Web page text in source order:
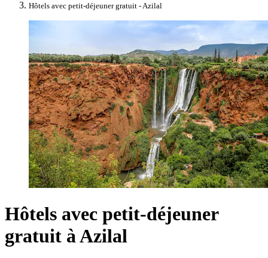
Hôtels avec petit-déjeuner gratuit - Azilal
Hôtels avec petit-déjeuner
gratuit à Azilal